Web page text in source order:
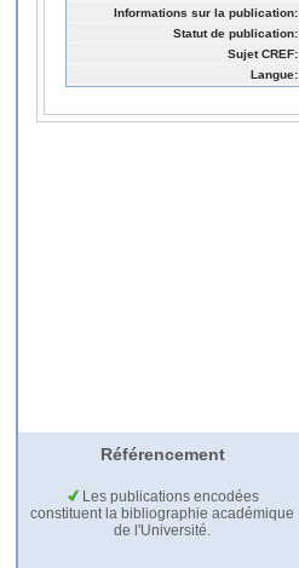
Informations sur la publication:
Statut de publication:
Sujet CREF:
Langue:
Référencement
Les publications encodées
constituent la bibliographie académique
de l'Université.